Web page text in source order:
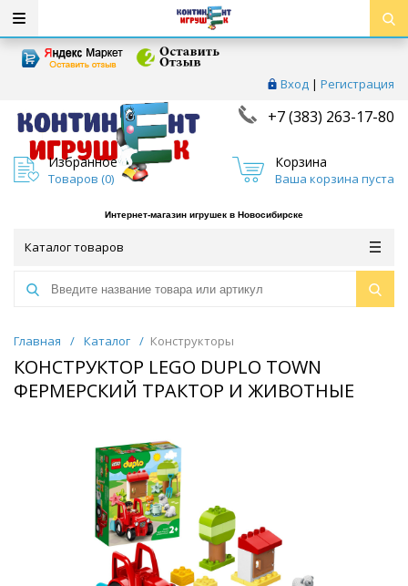
Вход | Регистрация
+7 (383) 263-17-80
Избранное
Товаров (0)
Корзина
Ваша корзина пуста
Интернет-магазин игрушек в Новосибирске
Каталог товаров
Главная / Каталог / Конструкторы
КОНСТРУКТОР LEGO DUPLO TOWN
ФЕРМЕРСКИЙ ТРАКТОР И ЖИВОТНЫЕ